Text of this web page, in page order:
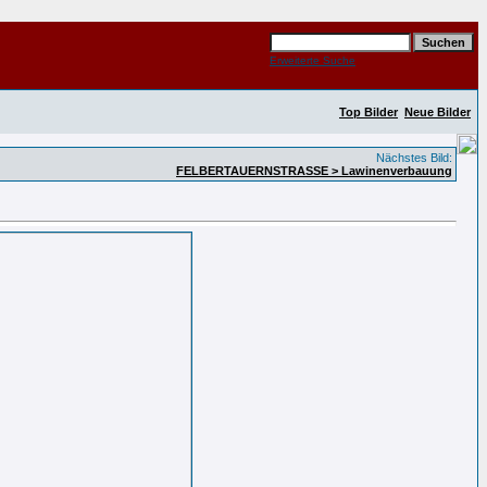
Erweiterte Suche
Top Bilder Neue Bilder
Nächstes Bild:
FELBERTAUERNSTRASSE > Lawinenverbauung